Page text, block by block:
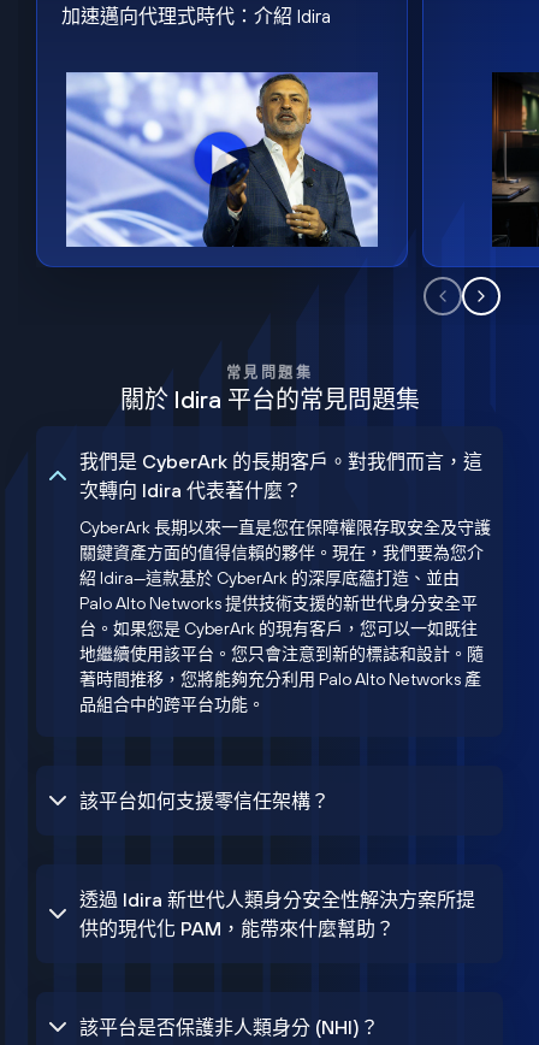
加速邁向代理式時代：介紹 Idira
常見問題集
關於 Idira 平台的常見問題集
我們是 CyberArk 的長期客戶。對我們而言，這
次轉向 Idira 代表著什麼？
CyberArk 長期以來一直是您在保障權限存取安全及守護
關鍵資產方面的值得信賴的夥伴。現在，我們要為您介
紹 Idira—這款基於 CyberArk 的深厚底蘊打造、並由
Palo Alto Networks 提供技術支援的新世代身分安全平
台。如果您是 CyberArk 的現有客戶，您可以一如既往
地繼續使用該平台。您只會注意到新的標誌和設計。隨
著時間推移，您將能夠充分利用 Palo Alto Networks 產
品組合中的跨平台功能。
該平台如何支援零信任架構？
透過 Idira 新世代人類身分安全性解決方案所提
供的現代化 PAM，能帶來什麼幫助？
該平台是否保護非人類身分 (NHI)？